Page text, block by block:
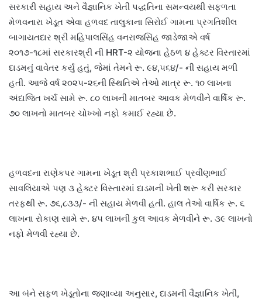
સરકારી સહાય અને વૈજ્ઞાનિક ખેતી પદ્ધતિના સમન્વયથી સફળતા
મેળવનારા ખેડૂત એવા હળવદ તાલુકાના સિરોઈ ગામના પ્રગતિશીલ
બાગાયતદાર શ્રી મહિપાલસિંહ વનરાજસિંહ જાડેજાએ વર્ષ
૨૦૧૭-૧૮માં સરકારશ્રી ની HRT-૨ યોજના હેઠળ ૪ હેક્ટર વિસ્તારમાં
દાડમનું વાવેતર કર્યું હતું, જેમાં તેમને રૂ. ૯૪,૫૬૪/- ની સહાય મળી
હતી. આજે વર્ષ ૨૦૨૫-૨૬ની સ્થિતિએ તેઓ માત્ર રૂ. ૧૦ લાખના
અંદાજિત ખર્ચ સામે રૂ. ૮૦ લાખની માતબર આવક મેળવીને વાર્ષિક રૂ.
૭૦ લાખનો માતબર ચોખ્ખો નફો કમાઈ રહ્યા છે.
હળવદના રાણેકપર ગામના ખેડૂત શ્રી પ્રકાશભાઈ પ્રવીણભાઈ
સાવલિયાએ પણ ૩ હેક્ટર વિસ્તારમાં દાડમની ખેતી શરૂ કરી સરકાર
તરફથી રૂ. ૭૬,૮૩૩/- ની સહાય મેળવી હતી. હાલ તેઓ વાર્ષિક રૂ. ૬
લાખના રોકાણ સામે રૂ. ૪૫ લાખની કુલ આવક મેળવીને રૂ. ૩૯ લાખનો
નફો મેળવી રહ્યા છે.
આ બંને સફળ ખેડૂતોના જણાવ્યા અનુસાર, દાડમની વૈજ્ઞાનિક ખેતી,